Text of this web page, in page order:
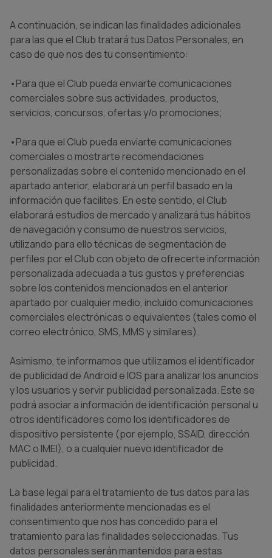
A continuación, se indican las finalidades adicionales
para las que el Club tratará tus Datos Personales, en
caso de que nos des tu consentimiento:
•Para que el Club pueda enviarte comunicaciones
comerciales sobre sus actividades, productos,
servicios, concursos, ofertas y/o promociones;
•Para que el Club pueda enviarte comunicaciones
comerciales o mostrarte recomendaciones
personalizadas sobre el contenido mencionado en el
apartado anterior, elaborará un perfil basado en la
información que facilites. En este sentido, el Club
elaborará estudios de mercado y analizará tus hábitos
de navegación y consumo de nuestros servicios,
utilizando para ello técnicas de segmentación de
perfiles por el Club con objeto de ofrecerte información
personalizada adecuada a tus gustos y preferencias
sobre los contenidos mencionados en el anterior
apartado por cualquier medio, incluido comunicaciones
comerciales electrónicas o equivalentes (tales como el
correo electrónico, SMS, MMS y similares).
Asimismo, te informamos que utilizamos el identificador
de publicidad de Android e IOS para analizar los anuncios
y los usuarios y servir publicidad personalizada. Este se
podrá asociar a información de identificación personal u
otros identificadores como los identificadores de
dispositivo persistente (por ejemplo, SSAID, dirección
MAC o IMEI), o a cualquier nuevo identificador de
publicidad.
La base legal para el tratamiento de tus datos para las
finalidades anteriormente mencionadas es el
consentimiento que nos has concedido para el
tratamiento para las finalidades seleccionadas. Tus
datos personales serán mantenidos para estas